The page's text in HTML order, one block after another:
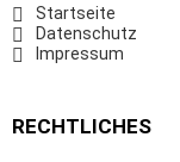
Startseite
Datenschutz
Impressum
RECHTLICHES